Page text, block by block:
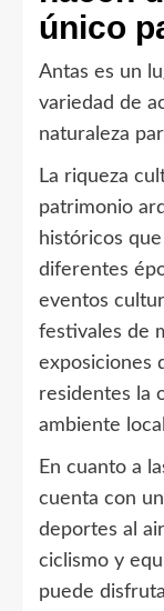
único
Antas es un
variedad de
naturaleza
La riqueza
patrimonio
históricos
diferentes
eventos
festivales de
exposiciones
residentes la
ambiente
En cuanto a
cuenta con
deportes al
ciclismo y
puede